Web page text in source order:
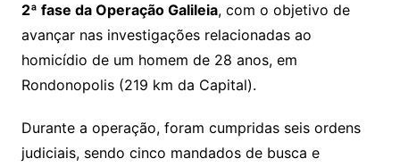
2ª fase da Operação Galileia, com o objetivo de
avançar nas investigações relacionadas ao
homicídio de um homem de 28 anos, em
Rondonopolis (219 km da Capital).
Durante a operação, foram cumpridas seis ordens
judiciais, sendo cinco mandados de busca e